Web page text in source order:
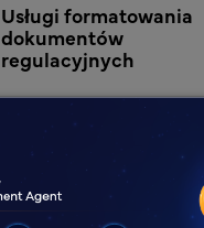
Usługi formatowania
dokumentów
regulacyjnych